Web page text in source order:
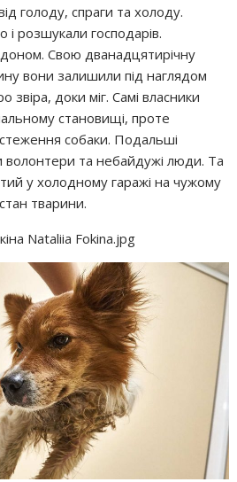
голоду, спраги та холоду.
розшукали господарів.
Свою дванадцятирічну
вони залишили під наглядом
звіра, доки міг. Самі власники
становищі, проте
собаки. Подальші
волонтери та небайдужі люди. Та
у холодному гаражі на чужому
тварини.